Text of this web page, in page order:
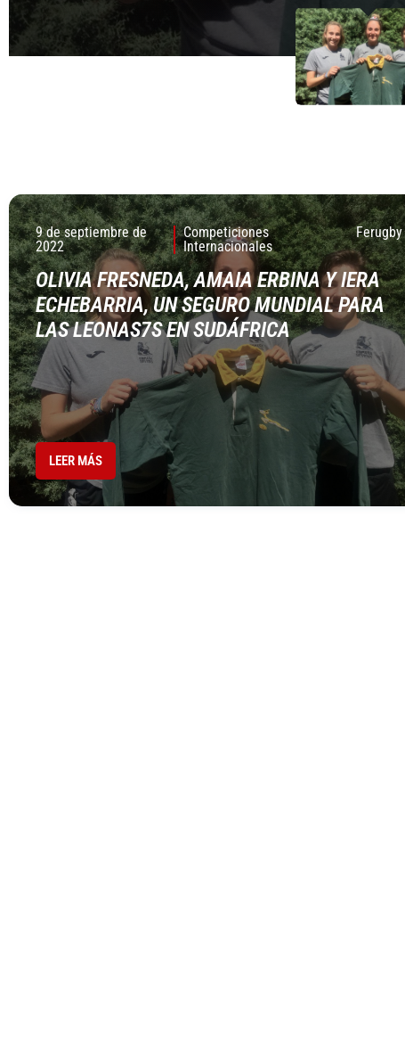
9 de septiembre de
2022
Competiciones
Internacionales
Ferugby
OLIVIA FRESNEDA, AMAIA ERBINA Y IERA
ECHEBARRIA, UN SEGURO MUNDIAL PARA
LAS LEONAS7S EN SUDÁFRICA
LEER MÁS